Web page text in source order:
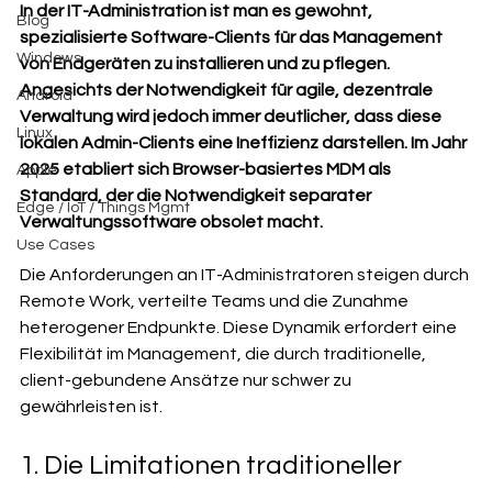
Blog
Windows
Android
Linux
Apple
Edge / IoT / Things Mgmt
Use Cases
In der IT-Administration ist man es gewohnt,
spezialisierte Software-Clients für das Management
von Endgeräten zu installieren und zu pflegen.
Angesichts der Notwendigkeit für agile, dezentrale
Verwaltung wird jedoch immer deutlicher, dass diese
lokalen Admin-Clients eine Ineffizienz darstellen. Im Jahr
2025 etabliert sich Browser-basiertes MDM als
Standard, der die Notwendigkeit separater
Verwaltungssoftware obsolet macht.
Die Anforderungen an IT-Administratoren steigen durch
Remote Work, verteilte Teams und die Zunahme
heterogener Endpunkte. Diese Dynamik erfordert eine
Flexibilität im Management, die durch traditionelle,
client-gebundene Ansätze nur schwer zu
gewährleisten ist.
1. Die Limitationen traditioneller